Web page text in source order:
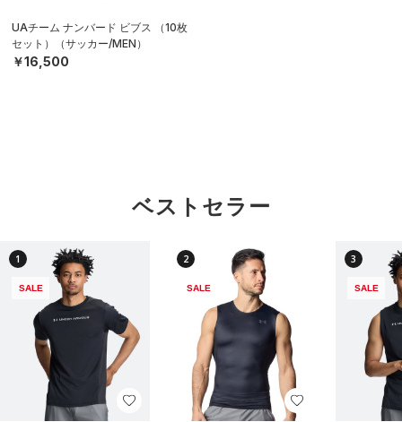
UAチーム ナンバード ビブス （10枚
セット）（サッカー/MEN）
￥16,500
ベストセラー
1
SALE
2
SALE
3
SALE